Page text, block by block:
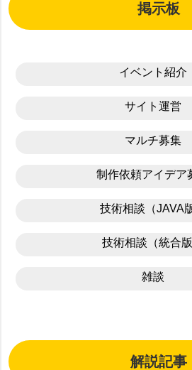
掲示板
イベント紹介
サイト運営
マルチ募集
制作依頼アイデア
技術相談（JAVA版
技術相談（統合版
雑談
解説記事